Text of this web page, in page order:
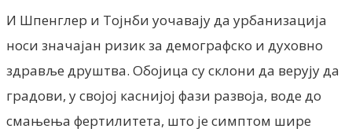
И Шпенглер и Тојнби уочавају да урбанизација
носи значајан ризик за демографско и духовно
здравље друштва. Обојица су склони да верују да
градови, у својој каснијој фази развоја, воде до
смањења фертилитета, што је симптом шире